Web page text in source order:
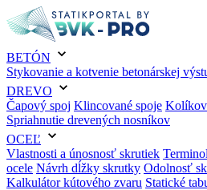
BETÓN
Stykovanie a kotvenie betonárskej
DREVO
Čapový spoj Klincované spoje
Spriahnutie drevených nosníkov
OCEĽ
Vlastnosti a únosnosť skrutiek
ocele Návrh dĺžky skrutky Odolnosť
Kalkulátor kútového zvaru Statické